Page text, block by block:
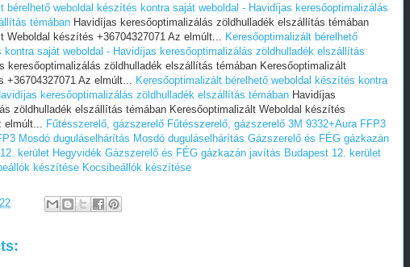
bérelhető weboldal készítés kontra saját weboldal - Havidíjas keresőoptimalizálás
témában Havidíjas keresőoptimalizálás zöldhulladék elszállítás témában
Weboldal készítés +36704327071 Az elmúlt... Keresőoptimalizált bérelhető
kontra saját weboldal - Havidíjas keresőoptimalizálás zöldhulladék elszállítás
keresőoptimalizálás zöldhulladék elszállítás témában Keresőoptimalizált
+36704327071 Az elmúlt... Keresőoptimalizált bérelhető weboldal készítés kontra
keresőoptimalizálás zöldhulladék elszállítás témában Havidíjas
zöldhulladék elszállítás témában Keresőoptimalizált Weboldal készítés
elmúlt... Fűtésszerelő, gázszerelő Fűtésszerelő, gázszerelő 3M 9332+Aura FFP3
Mosdó duguláselhárítás Mosdó duguláselhárítás Gázszerelő és FÉG gázkazán
kerület Hegyvidék Gázszerelő és FÉG gázkazán javítás Budapest 12. kerület
készítése Kocsibeállók készítése